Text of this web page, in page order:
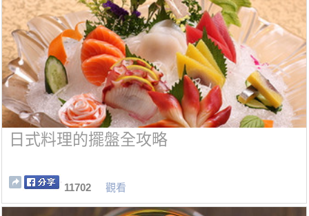
日式料理的擺盤全攻略
11702 觀看